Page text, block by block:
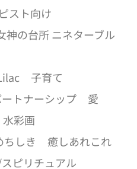
スト向け
神の台所 ニネターブル
子育て
トナーシップ
愛
水彩画
しき
癒しあれこれ
ピリチュアル